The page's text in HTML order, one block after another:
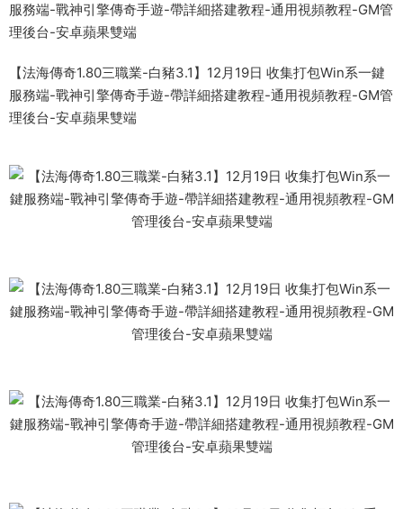
服務端-戰神引擎傳奇手遊-帶詳細搭建教程-通用視頻教程-GM管
理後台-安卓蘋果雙端
【法海傳奇1.80三職業-白豬3.1】12月19日 收集打包Win系一鍵
服務端-戰神引擎傳奇手遊-帶詳細搭建教程-通用視頻教程-GM管
理後台-安卓蘋果雙端